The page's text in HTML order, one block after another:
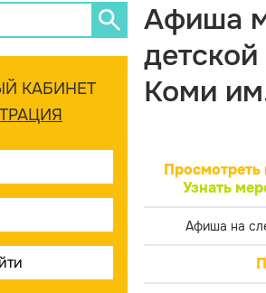
КАБИНЕТ
Афиша
Коми
Просмотреть
Узнать
Афиша на